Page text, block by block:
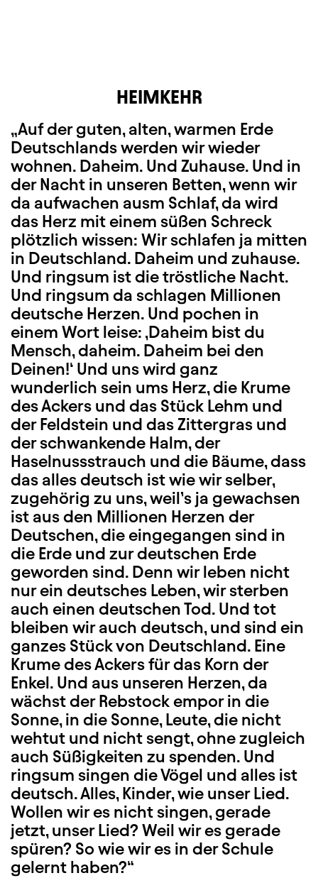
HEIMKEHR
„Auf der guten, alten, warmen Erde
Deutschlands werden wir wieder
wohnen. Daheim. Und Zuhause. Und in
der Nacht in unseren Betten, wenn wir
da aufwachen ausm Schlaf, da wird
das Herz mit einem süßen Schreck
plötzlich wissen: Wir schlafen ja mitten
in Deutschland. Daheim und zuhause.
Und ringsum ist die tröstliche Nacht.
Und ringsum da schlagen Millionen
deutsche Herzen. Und pochen in
einem Wort leise: ‚Daheim bist du
Mensch, daheim. Daheim bei den
Deinen!‘ Und uns wird ganz
wunderlich sein ums Herz, die Krume
des Ackers und das Stück Lehm und
der Feldstein und das Zittergras und
der schwankende Halm, der
Haselnussstrauch und die Bäume, dass
das alles deutsch ist wie wir selber,
zugehörig zu uns, weil’s ja gewachsen
ist aus den Millionen Herzen der
Deutschen, die eingegangen sind in
die Erde und zur deutschen Erde
geworden sind. Denn wir leben nicht
nur ein deutsches Leben, wir sterben
auch einen deutschen Tod. Und tot
bleiben wir auch deutsch, und sind ein
ganzes Stück von Deutschland. Eine
Krume des Ackers für das Korn der
Enkel. Und aus unseren Herzen, da
wächst der Rebstock empor in die
Sonne, in die Sonne, Leute, die nicht
wehtut und nicht sengt, ohne zugleich
auch Süßigkeiten zu spenden. Und
ringsum singen die Vögel und alles ist
deutsch. Alles, Kinder, wie unser Lied.
Wollen wir es nicht singen, gerade
jetzt, unser Lied? Weil wir es gerade
spüren? So wie wir es in der Schule
gelernt haben?“